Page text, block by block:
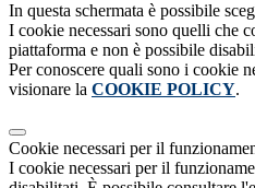
In questa schermata è possibile
I cookie necessari sono quelli che
piattaforma e non è possibile
Per conoscere quali sono i cookie
visionare la COOKIE POLICY.
Cookie necessari per il
I cookie necessari per il